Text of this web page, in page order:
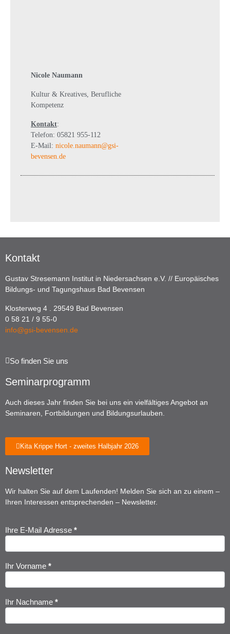
Nicole Naumann
Kultur & Kreatives, Berufliche
Kompetenz
Kontakt:
Telefon: 05821 955-112
E-Mail: nicole.naumann@gsi-
bevensen.de
Kontakt
Gustav Stresemann Institut in Niedersachsen e.V. // Europäisches
Bildungs- und Tagungshaus Bad Bevensen
Klosterweg 4 . 29549 Bad Bevensen
0 58 21 / 9 55-0
info@gsi-bevensen.de
So finden Sie uns
Seminarprogramm
Auch dieses Jahr finden Sie bei uns ein vielfältiges Angebot an
Seminaren, Fortbildungen und Bildungsurlauben.
Kita Krippe Hort - zweites Halbjahr 2026
Newsletter
Wir halten Sie auf dem Laufenden! Melden Sie sich an zu einem –
Ihren Interessen entsprechenden – Newsletter.
Newsletter
Anmeldung
Ihre E-Mail Adresse *
Ihr Vorname *
Ihr Nachname *